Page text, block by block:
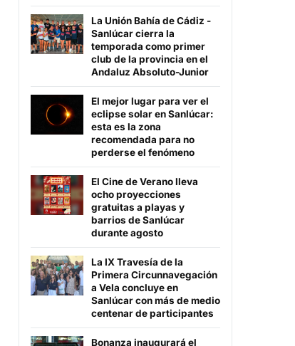
La Unión Bahía de Cádiz -
Sanlúcar cierra la
temporada como primer
club de la provincia en el
Andaluz Absoluto-Junior
El mejor lugar para ver el
eclipse solar en Sanlúcar:
esta es la zona
recomendada para no
perderse el fenómeno
El Cine de Verano lleva
ocho proyecciones
gratuitas a playas y
barrios de Sanlúcar
durante agosto
La IX Travesía de la
Primera Circunnavegación
a Vela concluye en
Sanlúcar con más de medio
centenar de participantes
Bonanza inaugurará el